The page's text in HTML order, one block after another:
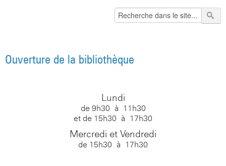
Ouverture de la bibliothèque
Lundi
de 9h30 à 11h30
et de 15h30 à 17h30
Mercredi et Vendredi
de 15h30 à 17h30